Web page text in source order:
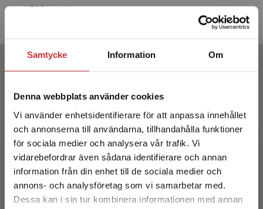
Samtycke Information Om
Denna webbplats använder cookies
Vi använder enhetsidentifierare för att anpassa innehållet
och annonserna till användarna, tillhandahålla funktioner
för sociala medier och analysera vår trafik. Vi
vidarebefordrar även sådana identifierare och annan
information från din enhet till de sociala medier och
annons- och analysföretag som vi samarbetar med.
Dessa kan i sin tur kombinera informationen med annan
Begränsad fraktregion
4 520 krinkl. moms
Författare
Peter Watcyn-Jones
Peter Watcyn-Jones är känd både i Sverige och
många andra länder för sina många läromedel.